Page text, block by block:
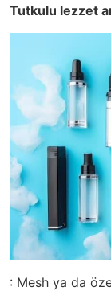
Tutkulu lezzet
: Mesh ya da